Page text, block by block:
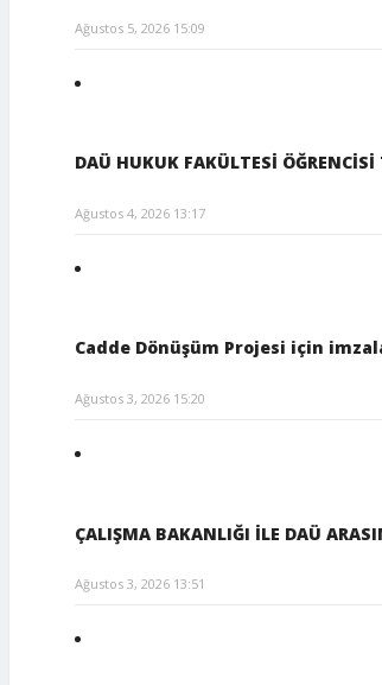
Ağustos 5, 2026 15:09
DAÜ HUKUK FAKÜLTESİ
Ağustos 4, 2026 13:17
Cadde Dönüşüm Projesi için
Ağustos 3, 2026 15:20
ÇALIŞMA BAKANLIĞI İLE DAÜ
Ağustos 3, 2026 13:51